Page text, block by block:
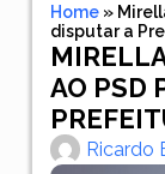
Home»
disputar a
AO PSD
Ricardo